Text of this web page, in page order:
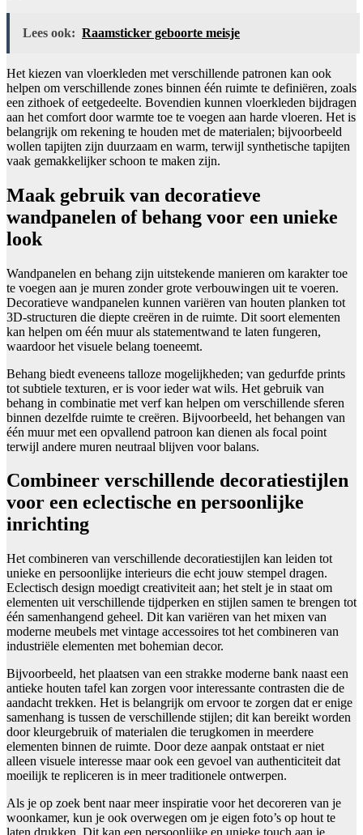
Lees ook: Raamsticker geboorte meisje
Het kiezen van vloerkleden met verschillende patronen kan ook
helpen om verschillende zones binnen één ruimte te definiëren, zoals
een zithoek of eetgedeelte. Bovendien kunnen vloerkleden bijdragen
aan het comfort door warmte toe te voegen aan harde vloeren. Het is
belangrijk om rekening te houden met de materialen; bijvoorbeeld
wollen tapijten zijn duurzaam en warm, terwijl synthetische tapijten
vaak gemakkelijker schoon te maken zijn.
Maak gebruik van decoratieve
wandpanelen of behang voor een unieke
look
Wandpanelen en behang zijn uitstekende manieren om karakter toe
te voegen aan je muren zonder grote verbouwingen uit te voeren.
Decoratieve wandpanelen kunnen variëren van houten planken tot
3D-structuren die diepte creëren in de ruimte. Dit soort elementen
kan helpen om één muur als statementwand te laten fungeren,
waardoor het visuele belang toeneemt.
Behang biedt eveneens talloze mogelijkheden; van gedurfde prints
tot subtiele texturen, er is voor ieder wat wils. Het gebruik van
behang in combinatie met verf kan helpen om verschillende sferen
binnen dezelfde ruimte te creëren. Bijvoorbeeld, het behangen van
één muur met een opvallend patroon kan dienen als focal point
terwijl andere muren neutraal blijven voor balans.
Combineer verschillende decoratiestijlen
voor een eclectische en persoonlijke
inrichting
Het combineren van verschillende decoratiestijlen kan leiden tot
unieke en persoonlijke interieurs die echt jouw stempel dragen.
Eclectisch design moedigt creativiteit aan; het stelt je in staat om
elementen uit verschillende tijdperken en stijlen samen te brengen tot
één samenhangend geheel. Dit kan variëren van het mixen van
moderne meubels met vintage accessoires tot het combineren van
industriële elementen met bohemian decor.
Bijvoorbeeld, het plaatsen van een strakke moderne bank naast een
antieke houten tafel kan zorgen voor interessante contrasten die de
aandacht trekken. Het is belangrijk om ervoor te zorgen dat er enige
samenhang is tussen de verschillende stijlen; dit kan bereikt worden
door kleurgebruik of materialen die terugkomen in meerdere
elementen binnen de ruimte. Door deze aanpak ontstaat er niet
alleen visuele interesse maar ook een gevoel van authenticiteit dat
moeilijk te repliceren is in meer traditionele ontwerpen.
Als je op zoek bent naar meer inspiratie voor het decoreren van je
woonkamer, kun je ook overwegen om je eigen foto’s op hout te